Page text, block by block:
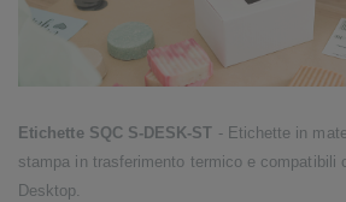
Etichette SQC S-DESK-ST
- Etichette in
stampa in trasferimento termico e compatibili
Desktop.